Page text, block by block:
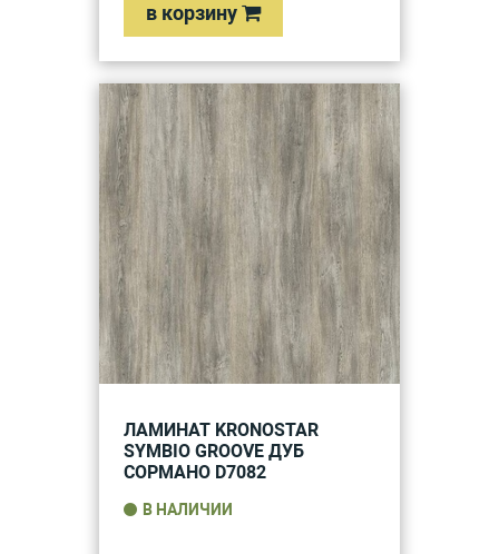
в корзину
ЛАМИНАТ KRONOSTAR
SYMBIO GROOVE ДУБ
СОРМАНО D7082
В НАЛИЧИИ